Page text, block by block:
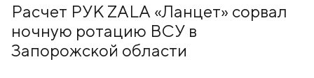
Расчет РУК ZALA «Ланцет» сорвал
ночную ротацию ВСУ в
Запорожской области